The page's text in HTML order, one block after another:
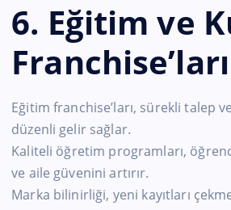
6. Eğitim ve
Franchise’ları
Eğitim franchise’ları, sürekli talep
düzenli gelir sağlar.
Kaliteli öğretim programları,
ve aile güvenini artırır.
Marka bilinirliği, yeni kayıtları